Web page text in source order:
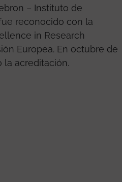
– Instituto de
reconocido con la
in Research
Europea. En octubre de
la acreditación.